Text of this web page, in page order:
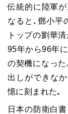
伝統的に陸軍
なると､鄧小平
トップの劉華
95年から96年
の契機になっ
出しができな
憶に刻まれた｡
日本の防衛白書